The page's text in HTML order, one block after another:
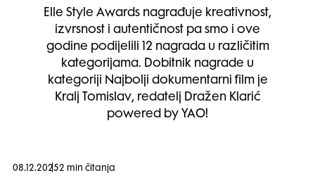
Elle Style Awards nagrađuje kreativnost,
izvrsnost i autentičnost pa smo i ove
godine podijelili 12 nagrada u različitim
kategorijama. Dobitnik nagrade u
kategoriji Najbolji dokumentarni film je
Kralj Tomislav, redatelj Dražen Klarić
powered by YAO!
08.12.20252 min čitanja